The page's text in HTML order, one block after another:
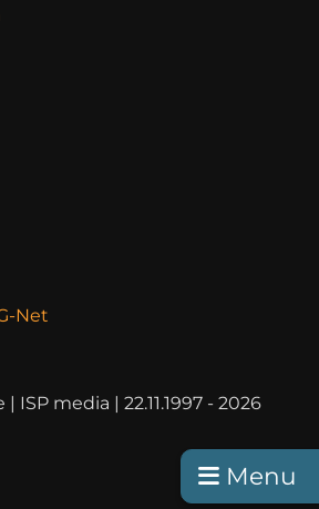
Menu
Net
ISP media | 22.11.1997 - 2026